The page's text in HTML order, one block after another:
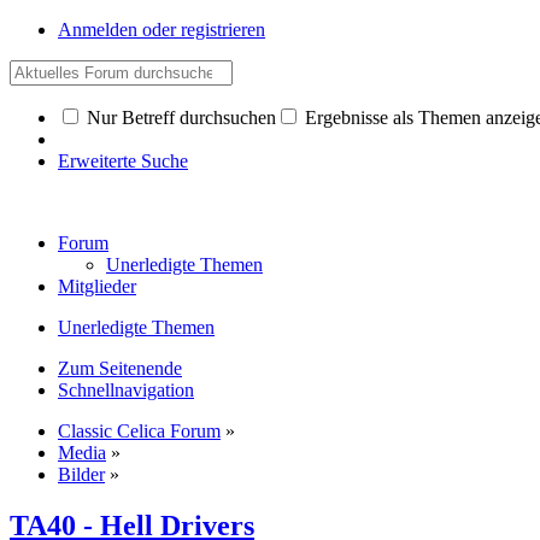
Anmelden oder registrieren
Nur Betreff durchsuchen Ergebnisse als Themen
Erweiterte Suche
Forum
Unerledigte Themen
Mitglieder
Unerledigte Themen
Zum Seitenende
Schnellnavigation
Classic Celica Forum »
Media »
Bilder »
TA40 - Hell Drivers